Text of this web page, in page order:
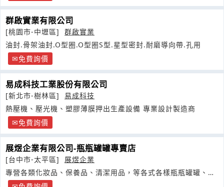
群啟實業有限公司
[桃園市-中壢區]
群啟實業
油封.骨架油封.O型圈.O型圈S型.星型密封.耐磨導向帶.孔用
免費詢價
易成科技工業股份有限公司
[新北市-樹林區]
易成科技
熱壓機、壓光機、塑膠薄膜押出生產設備 專業設計製造商
免費詢價
展煜企業有限公司-瓶瓶罐罐專賣店
[台中市-太平區]
展煜企業
專營各類化妝品、保養品、清潔用品，等各式各樣瓶瓶罐罐、零
售專賣店